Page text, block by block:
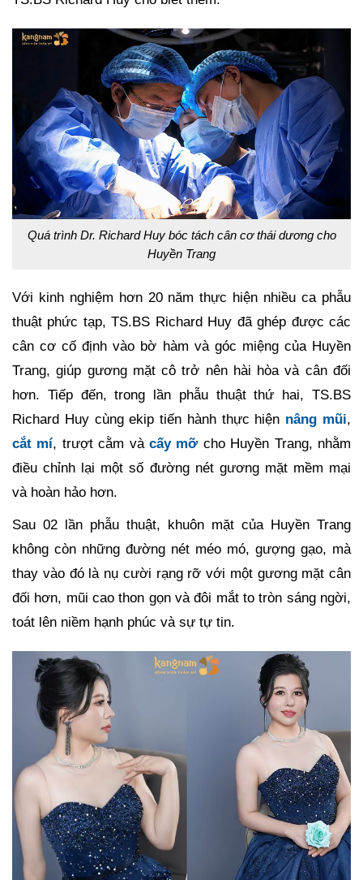
Quá trình Dr. Richard Huy bóc tách cân cơ thái dương cho
Huyền Trang
Với kinh nghiệm hơn 20 năm thực hiện nhiều ca phẫu
thuật phức tạp, TS.BS Richard Huy đã ghép được các
cân cơ cố định vào bờ hàm và góc miệng của Huyền
Trang, giúp gương mặt cô trở nên hài hòa và cân đối
hơn. Tiếp đến, trong lần phẫu thuật thứ hai, TS.BS
Richard Huy cùng ekip tiến hành thực hiện nâng mũi,
cắt mí, trượt cằm vàcấy mỡcho Huyền Trang, nhằm
điều chỉnh lại một số đường nét gương mặt mềm mại
và hoàn hảo hơn.
Sau 02 lần phẫu thuật, khuôn mặt của Huyền Trang
không còn những đường nét méo mó, gượng gạo, mà
thay vào đó là nụ cười rạng rỡ với một gương mặt cân
đối hơn, mũi cao thon gọn và đôi mắt to tròn sáng ngời,
toát lên niềm hạnh phúc và sự tự tin.